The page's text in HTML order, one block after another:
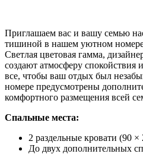
Приглашаем вас и вашу семью
тишиной в нашем уютном
Светлая цветовая гамма,
создают атмосферу
все, чтобы ваш отдых был
номере предусмотрены
комфортного размещения всей
Спальные места:
2 раздельные кровати (90
До двух дополнительных